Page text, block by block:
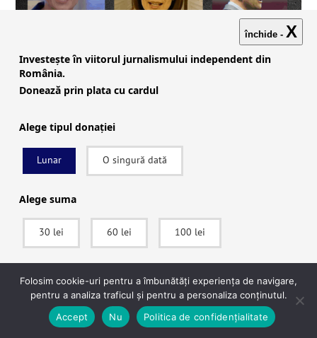
Operațiunea Matrioshka din Moldova.
Falsuri video cu Charlie Kirk vs. Maia
Sandu și ministra de Externe Oana
Țoiu, care acuză Chișinăul că
încurajează pedofilia
Attila Biro | 25 sept., 2025 | Alegeri Moldova, FACT, Featured, Investigații
Turismul sexual cu minori din Republica
Moldova a crescut de 10 ori, este citatul
atribuit ministrului român de Externe, Oana
Țoiu, într-un clip postat pe TikTok și care, în
închide - X
Investește în viitorul jurnalismului independent din
România.
Donează prin plata cu cardul
Alege tipul donației
Lunar O singură dată
Alege suma
30 lei 60 lei 100 lei
SUSȚINE
După ce vei apăsa pe Donează vei fi redirecționat către pagina securizată a
procesatorului de plăți Stripe, unde vei putea plăti în siguranță.
Folosim cookie-uri pentru a îmbunătăți experiența de navigare,
pentru a analiza traficul și pentru a personaliza conținutul.
Accept
Nu Politica de confidențialitate